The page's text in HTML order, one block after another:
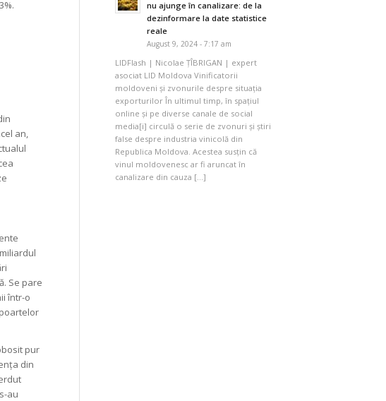
an,
Se pare
într-o
pur
din
au
nu ajunge în canalizare: de la
dezinformare la date statistice
reale
August 9, 2024 - 7:17 am
LIDFlash | Nicolae ȚÎBRIGAN | expert
asociat LID Moldova Vinificatorii
moldoveni și zvonurile despre situația
exporturilor În ultimul timp, în spațiul
online și pe diverse canale de social
media[i] circulă o serie de zvonuri și știri
false despre industria vinicolă din
Republica Moldova. Acestea susțin că
vinul moldovenesc ar fi aruncat în
canalizare din cauza […]